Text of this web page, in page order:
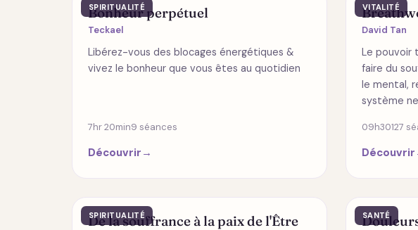
SPIRITUALITÉ
Bonheur perpétuel
Teckael
Libérez-vous des blocages énergétiques &
vivez le bonheur que vous êtes au quotidien
7hr 20min9 séances
Découvrir →
VITALITÉ
David Tan
Le pouvoir
faire du
le mental,
système
09h30127
Découvrir
SPIRITUALITÉ
De la souffrance à la paix de l'Être SANTÉ